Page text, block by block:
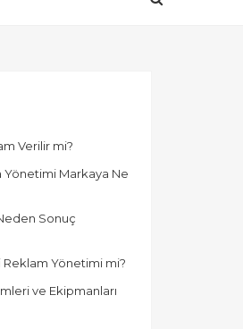
Verilir mi?
Yönetimi Markaya Ne
Sonuç
Yönetimi mi?
ve Ekipmanları